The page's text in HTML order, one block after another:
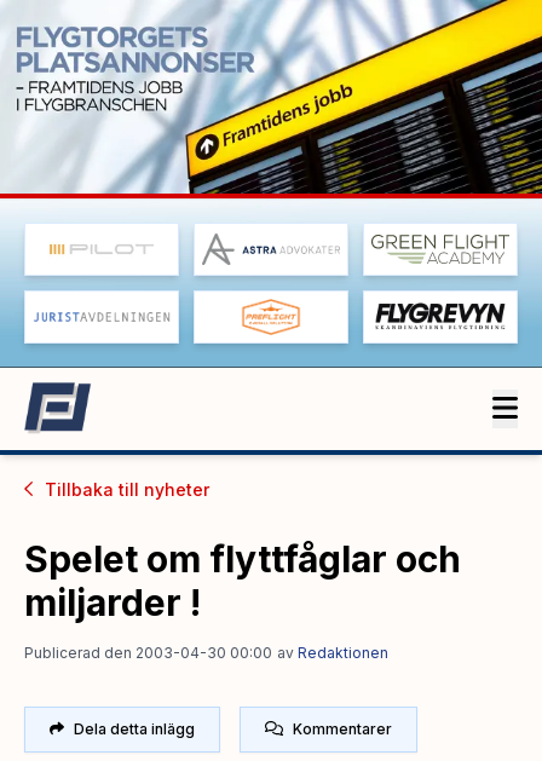
Tillbaka till nyheter
Spelet om flyttfåglar och
miljarder !
Publicerad den 2003-04-30 00:00 av Redaktionen
Dela detta inlägg Kommentarer